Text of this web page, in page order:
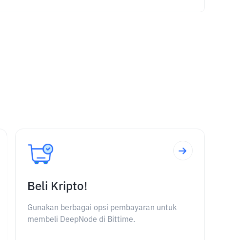
Beli Kripto!
Gunakan berbagai opsi pembayaran untuk
membeli DeepNode di Bittime.